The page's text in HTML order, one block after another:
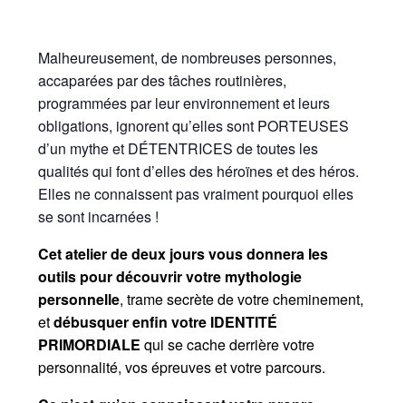
Malheureusement, de nombreuses personnes,
accaparées par des tâches routinières,
programmées par leur environnement et leurs
obligations, ignorent qu’elles sont PORTEUSES
d’un mythe et DÉTENTRICES de toutes les
qualités qui font d’elles des héroïnes et des héros.
Elles ne connaissent pas vraiment pourquoi elles
se sont incarnées !
Cet atelier de deux jours vous donnera les
outils pour découvrir votre mythologie
personnelle, trame secrète de votre cheminement,
etdébusquer enfin votre IDENTITÉ
PRIMORDIALE qui se cache derrière votre
personnalité, vos épreuves et votre parcours.